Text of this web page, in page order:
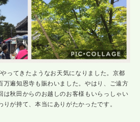
ってきたようなお天気になりました。京都
万遍知恩寺も賑わいました。やはり、ご遠方
は秋田からのお越しのお客様もいらっしゃい
りが持て、本当にありがたかったです。